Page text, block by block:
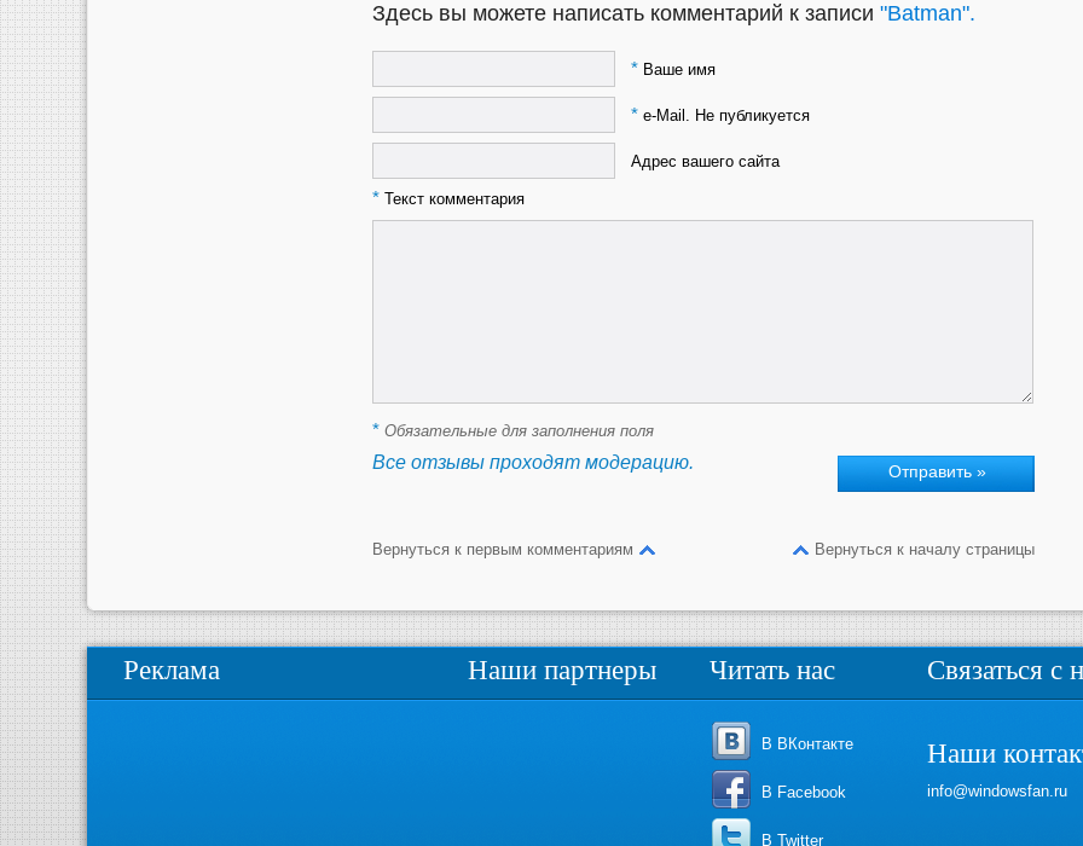
Здесь вы можете написать комментарий к записи "Batman".
*Ваше имя
*e-Mail. Не публикуется
Адрес вашего сайта
* Текст комментария
* Обязательные для заполнения поля
Все отзывы проходят модерацию.
Вернуться к первым комментариям Вернуться к началу страницы
Реклама Наши партнеры Читать нас
В ВКонтакте
В Facebook
В Twitter
Связаться с
Наши
info@windowsfan.ru